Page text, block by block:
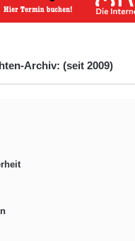
Archiv: (seit 2009)